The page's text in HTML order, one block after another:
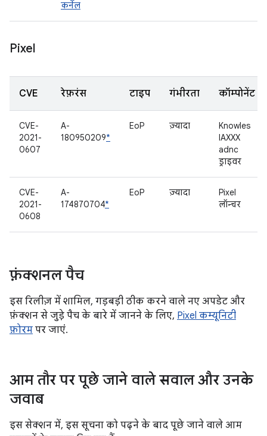
कर्नेल
Pixel
CVE रेफ़रंस टाइप गंभीरता कॉम्पोनेंट
CVE-
2021-
0607
A-
180950209*
EoP ज़्यादा
Knowles
IAXXX
adnc
ड्राइवर
CVE-
2021-
0608
A-
174870704*
EoP ज़्यादा
Pixel
लॉन्चर
फ़ंक्शनल पैच
इस रिलीज़ में शामिल, गड़बड़ी ठीक करने वाले नए अपडेट और
फ़ंक्शन से जुड़े पैच के बारे में जानने के लिए, Pixel कम्यूनिटी
फ़ोरम पर जाएं.
आम तौर पर पूछे जाने वाले सवाल और उनके
जवाब
इस सेक्शन में, इस सूचना को पढ़ने के बाद पूछे जाने वाले आम